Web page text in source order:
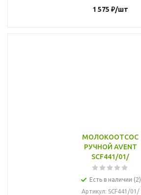
1 575 ₽/шт
МОЛОКООТСОС
РУЧНОЙ AVENT
SCF441/01/
Есть в наличии (2)
Артикул: SCF441/01/